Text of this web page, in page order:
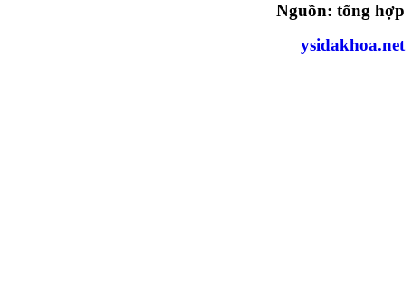
Nguồn: tổng hợp
ysidakhoa.net